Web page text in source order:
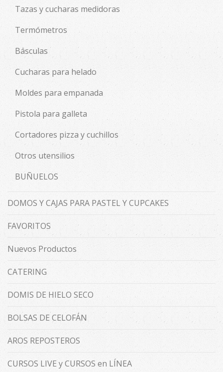
Tazas y cucharas medidoras
Termómetros
Básculas
Cucharas para helado
Moldes para empanada
Pistola para galleta
Cortadores pizza y cuchillos
Otros utensilios
BUÑUELOS
DOMOS Y CAJAS PARA PASTEL Y CUPCAKES
FAVORITOS
Nuevos Productos
CATERING
DOMIS DE HIELO SECO
BOLSAS DE CELOFÁN
AROS REPOSTEROS
CURSOS LIVE y CURSOS en LÍNEA